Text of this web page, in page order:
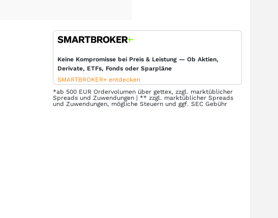
Keine Kompromisse bei Preis & Leistung — Ob Aktien,
Derivate, ETFs, Fonds oder Sparpläne
SMARTBROKER+ entdecken
*ab 500 EUR Ordervolumen über gettex, zzgl. marktüblicher
Spreads und Zuwendungen | ** zzgl. marktüblicher Spreads
und Zuwendungen, mögliche Steuern und ggf. SEC Gebühr